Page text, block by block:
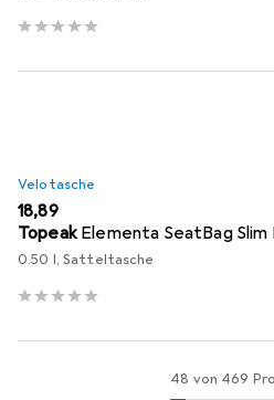
Velotasche
EUR
18,89
Topeak Elementa SeatBag Slim
0.50 l, Satteltasche
48 von 469